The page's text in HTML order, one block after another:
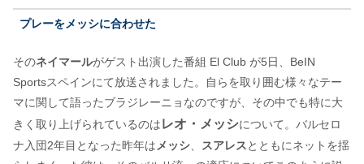
プレーをメッシに合わせた
そのネイマールがゲスト出演した番組 El Club が5日、BeIN
Sportsスペインにて放送されました。自らを取り囲む様々なテー
マに関して語ったブラジレーニョなのですが、その中でも特に大
きく取り上げられているのはレオ・メッシについて。バルセロ
ナ入団2年目となった昨年は メッシ スアレスとともにネットを揺